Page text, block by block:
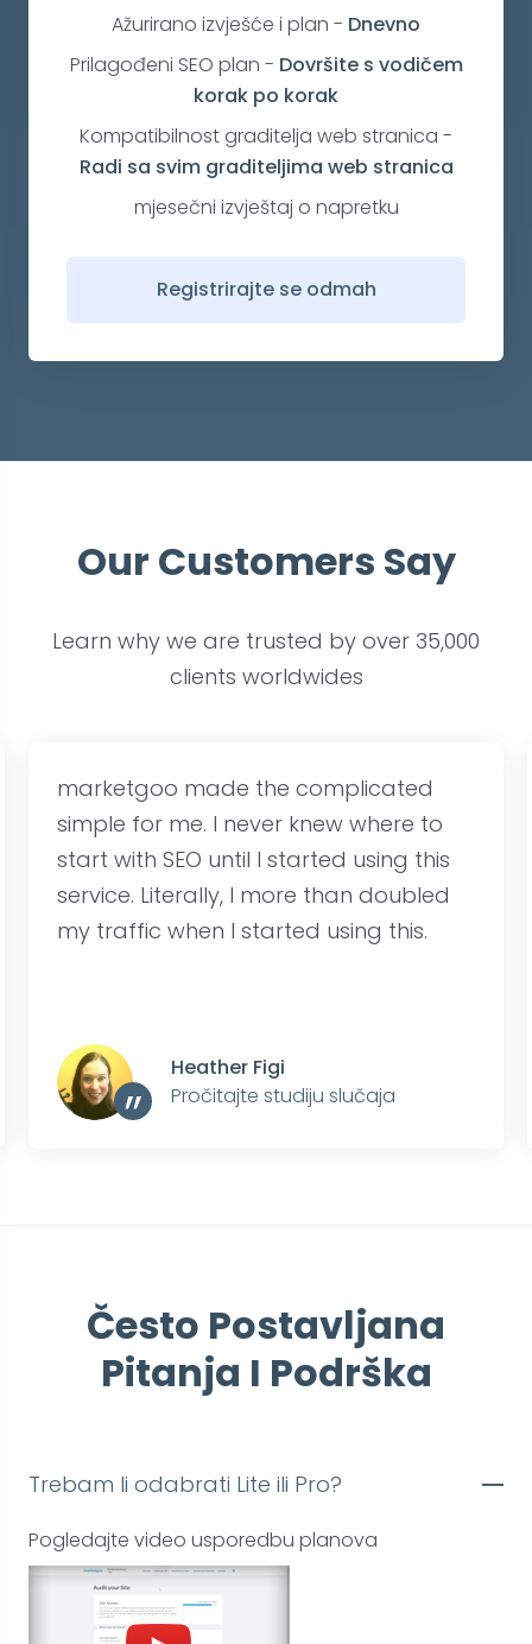
Ažurirano izvješće i plan - Dnevno
Prilagođeni SEO plan - Dovršites vodičem
korak po korak
Kompatibilnost graditelja web stranica -
Radi sa svim graditeljima web stranica
mjesečni izvještaj o napretku
Registrirajte se odmah
Our Customers Say
Learn why we are trusted by over 35,000
clients worldwides
marketgoo made the complicated
simple for me. I never knew where to
start with SEO until I started using this
service. Literally, I more than doubled
my traffic when I started using this.
”
Heather Figi
Pročitajte studiju slučaja
Često Postavljana
Pitanja I Podrška
Trebam li odabrati Lite ili Pro?
Pogledajte video usporedbu planova